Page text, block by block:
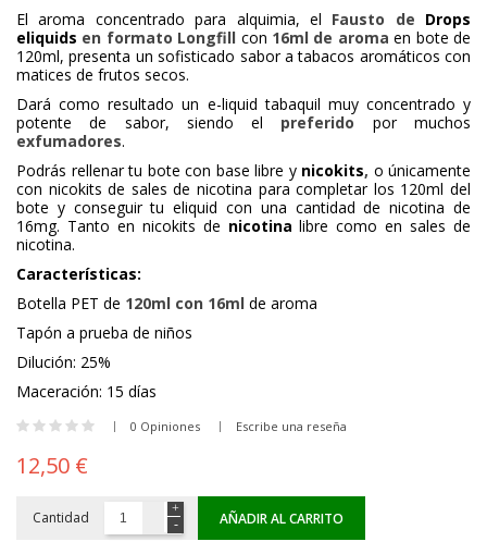
El aroma concentrado para alquimia, el Fausto de Drops
eliquids en formato Longfill con 16ml de aroma en bote de
120ml, presenta un sofisticado sabor a tabacos aromáticos con
matices de frutos secos.
Dará como resultado un e-liquid tabaquil muy concentrado y
potente de sabor, siendo el preferido por muchos
exfumadores.
Podrás rellenar tu bote con base libre y nicokits, o únicamente
con nicokits de sales de nicotina para completar los 120ml del
bote y conseguir tu eliquid con una cantidad de nicotina de
16mg. Tanto en nicokits de nicotina libre como en sales de
nicotina.
Características:
Botella PET de 120ml con 16ml de aroma
Tapón a prueba de niños
Dilución: 25%
Maceración: 15 días
0 Opiniones Escribe una reseña
12,50 €
Cantidad AÑADIR AL CARRITO